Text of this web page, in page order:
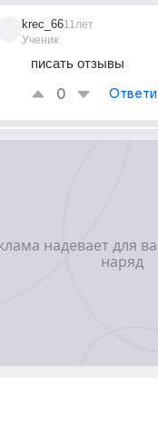
krec_66
Ученик
11лет
писать отзывы
0